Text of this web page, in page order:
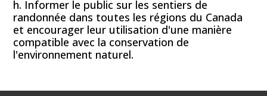
h. Informer le public sur les sentiers de
randonnée dans toutes les régions du Canada
et encourager leur utilisation d'une manière
compatible avec la conservation de
l'environnement naturel.